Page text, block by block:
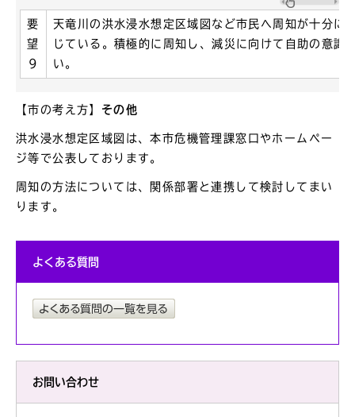
要
望
9
天竜川の洪水浸水想定区域図など市民へ周知が十分に
じている。積極的に周知し、減災に向けて自助の意識
い。
【市の考え方】 その他
洪水浸水想定区域図は、本市危機管理課窓口やホームペー
ジ等で公表しております。
周知の方法については、関係部署と連携して検討してまい
ります。
よくある質問
お問い合わせ